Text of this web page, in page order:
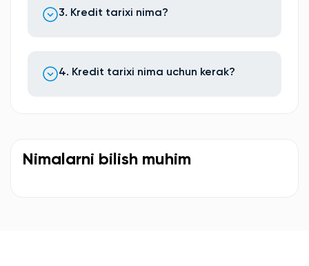
3. Kredit tarixi nima?
4. Kredit tarixi nima uchun kerak?
Nimalarni bilish muhim